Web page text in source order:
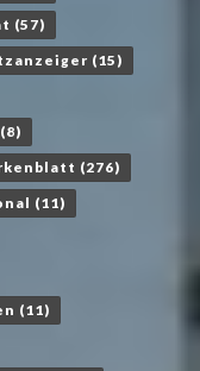
(57)
(15)
(8)
(276)
(11)
(11)